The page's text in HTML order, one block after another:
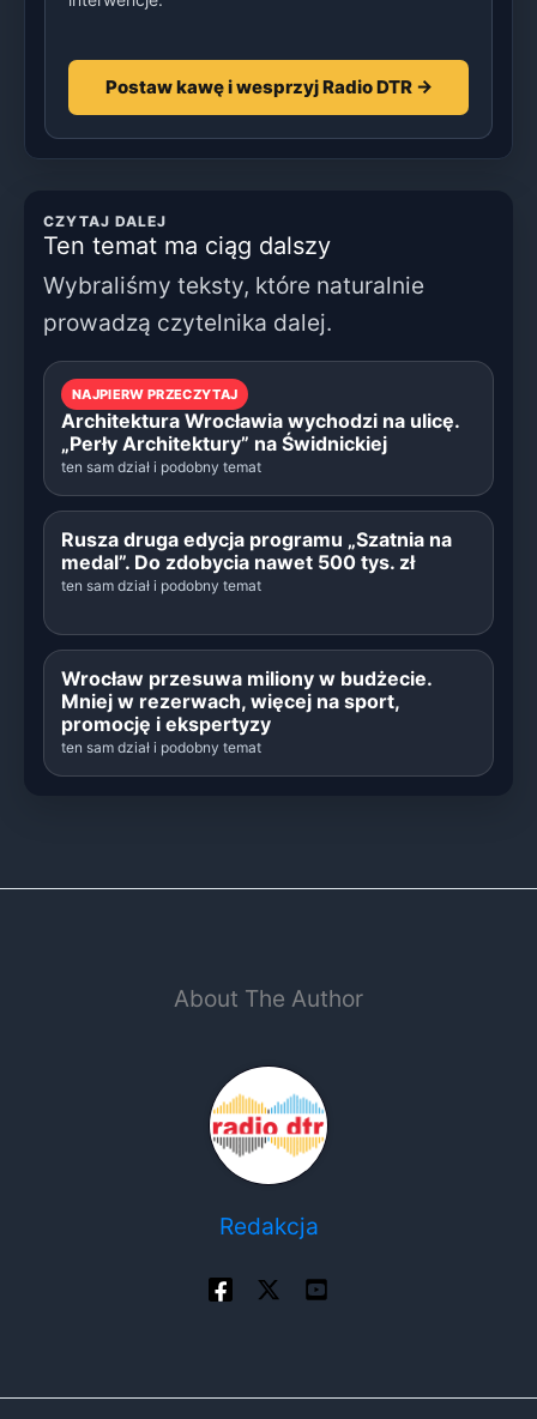
Postaw kawę i wesprzyj Radio DTR →
CZYTAJ DALEJ
Ten temat ma ciąg dalszy
Wybraliśmy teksty, które naturalnie
prowadzą czytelnika dalej.
NAJPIERW PRZECZYTAJ
Architektura Wrocławia wychodzi na ulicę.
„Perły Architektury” na Świdnickiej
ten sam dział i podobny temat
Rusza druga edycja programu „Szatnia na
medal”. Do zdobycia nawet 500 tys. zł
ten sam dział i podobny temat
Wrocław przesuwa miliony w budżecie.
Mniej w rezerwach, więcej na sport,
promocję i ekspertyzy
ten sam dział i podobny temat
About The Author
Redakcja